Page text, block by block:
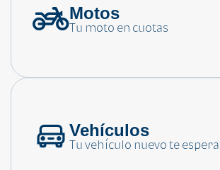
¿Necesitas ayuda?
Motos
Tu moto en cuotas
Vehículos
Tu vehículo nuevo te espera